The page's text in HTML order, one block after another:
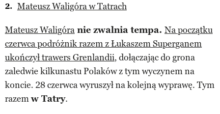
Mateusz Waligóra w Tatrach
Mateusz Waligóra nie zwalnia tempa. Na początku
czerwca podróżnik razem z Łukaszem Superganem
ukończył trawers Grenlandii, dołączając do grona
zaledwie kilkunastu Polaków z tym wyczynem na
koncie. 28 czerwca wyruszył na kolejną wyprawę. Tym
razemw Tatry.